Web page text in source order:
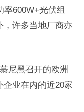
600W+光伏组
，许多当地厂商亦
尼黑召开的欧洲
业在内的近20家